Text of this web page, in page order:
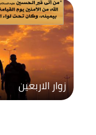
زوار الاربعين